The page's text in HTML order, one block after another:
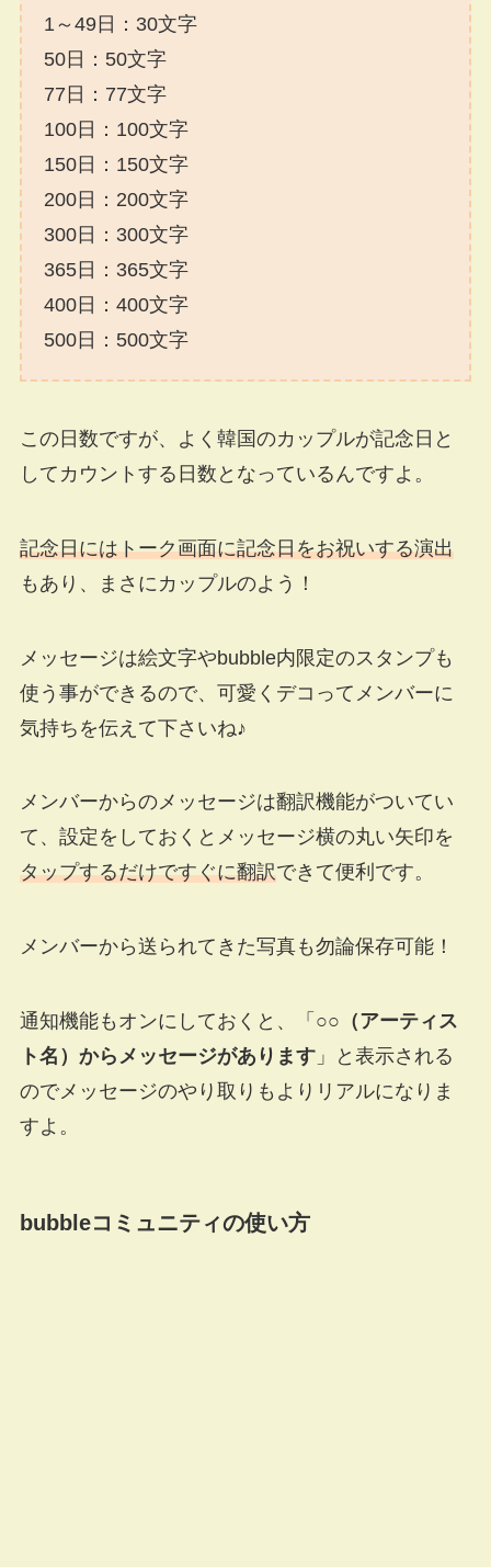
1～49日：30文字
50日：50文字
77日：77文字
100日：100文字
150日：150文字
200日：200文字
300日：300文字
365日：365文字
400日：400文字
500日：500文字
この日数ですが、よく韓国のカップルが記念日と
してカウントする日数となっているんですよ。
記念日にはトーク画面に記念日をお祝いする演出
もあり、まさにカップルのよう！
メッセージは絵文字やbubble内限定のスタンプも
使う事ができるので、可愛くデコってメンバーに
気持ちを伝えて下さいね♪
メンバーからのメッセージは翻訳機能がついてい
て、設定をしておくとメッセージ横の丸い矢印を
タップするだけですぐに翻訳できて便利です。
メンバーから送られてきた写真も勿論保存可能！
通知機能もオンにしておくと、「 ○○（アーティス
ト名）からメッセージがあります」と表示される
のでメッセージのやり取りもよりリアルになりま
すよ。
bubbleコミュニティの使い方